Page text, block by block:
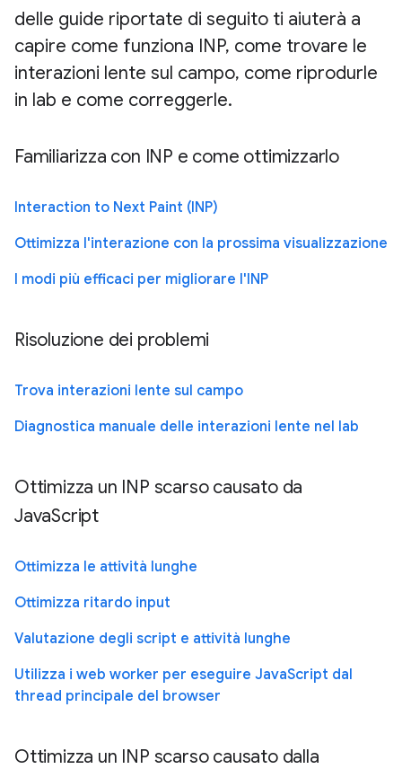
delle guide riportate di seguito ti aiuterà a
capire come funziona INP, come trovare le
interazioni lente sul campo, come riprodurle
in lab e come correggerle.
Familiarizza con INP e come ottimizzarlo
Interaction to Next Paint (INP)
Ottimizza l'interazione con la prossima visualizzazione
I modi più efficaci per migliorare l'INP
Risoluzione dei problemi
Trova interazioni lente sul campo
Diagnostica manuale delle interazioni lente nel lab
Ottimizza un INP scarso causato da
JavaScript
Ottimizza le attività lunghe
Ottimizza ritardo input
Valutazione degli script e attività lunghe
Utilizza i web worker per eseguire JavaScript dal
thread principale del browser
Ottimizza un INP scarso causato dalla